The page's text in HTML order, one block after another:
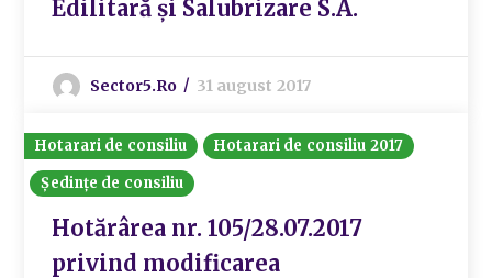
Edilitară și Salubrizare S.A.
Sector5.ro 31 august 2017
Hotarari de consiliu
Hotarari de consiliu 2017
Ședințe de consiliu
Hotărârea nr. 105/28.07.2017
privind modificarea